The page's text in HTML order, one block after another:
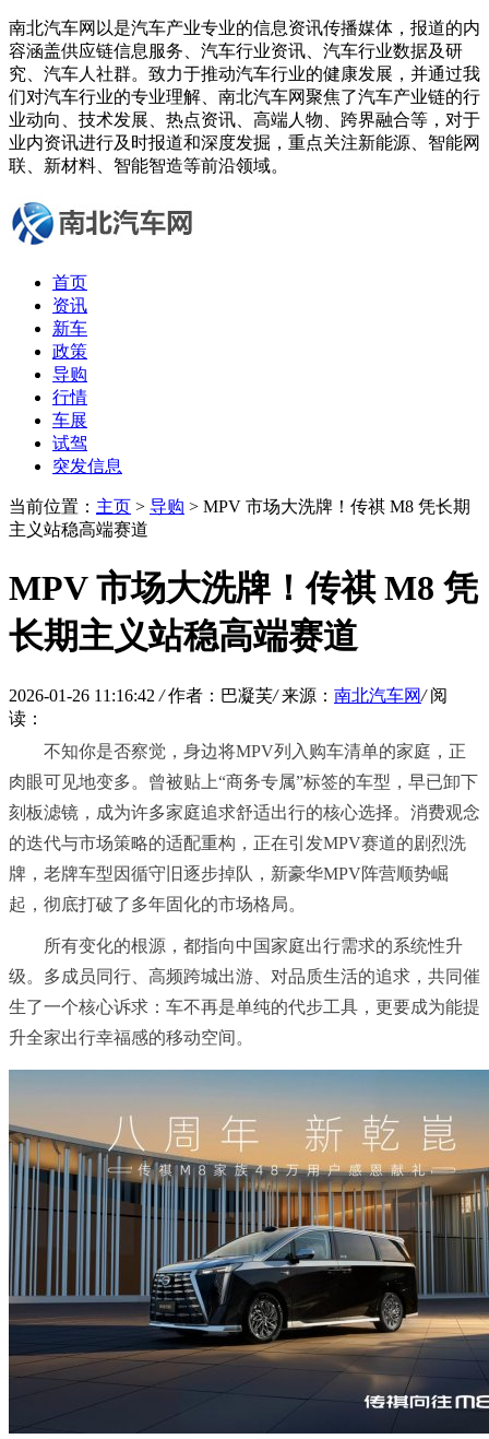
南北汽车网以是汽车产业专业的信息资讯传播媒体，报道的内
容涵盖供应链信息服务、汽车行业资讯、汽车行业数据及研
究、汽车人社群。致力于推动汽车行业的健康发展，并通过我
们对汽车行业的专业理解、南北汽车网聚焦了汽车产业链的行
业动向、技术发展、热点资讯、高端人物、跨界融合等，对于
业内资讯进行及时报道和深度发掘，重点关注新能源、智能网
联、新材料、智能智造等前沿领域。
首页
资讯
新车
政策
导购
行情
车展
试驾
突发信息
当前位置： 主页 > 导购 > MPV 市场大洗牌！传祺 M8 凭长期
主义站稳高端赛道
MPV 市场大洗牌！传祺 M8 凭
长期主义站稳高端赛道
2026-01-26 11:16:42 / 作者：巴凝芙/ 来源： 南北汽车网/ 阅
读：
不知你是否察觉，身边将MPV列入购车清单的家庭，正
肉眼可见地变多。曾被贴上“商务专属”标签的车型，早已卸下
刻板滤镜，成为许多家庭追求舒适出行的核心选择。消费观念
的迭代与市场策略的适配重构，正在引发MPV赛道的剧烈洗
牌，老牌车型因循守旧逐步掉队，新豪华MPV阵营顺势崛
起，彻底打破了多年固化的市场格局。
所有变化的根源，都指向中国家庭出行需求的系统性升
级。多成员同行、高频跨城出游、对品质生活的追求，共同催
生了一个核心诉求：车不再是单纯的代步工具，更要成为能提
升全家出行幸福感的移动空间。